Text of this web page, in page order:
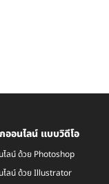
ออนไลน์ แบบวิดีโอ
ลน์ ด้วย Photoshop
ไลน์ ด้วย Illustrator